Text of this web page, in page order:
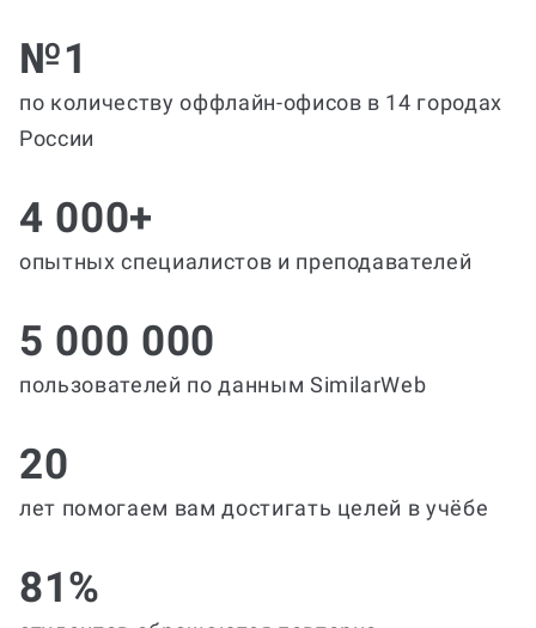
№1
по количеству оффлайн-офисов в 14 городах
России
4 000+
опытных специалистов и преподавателей
5 000 000
пользователей по данным SimilarWeb
20
лет помогаем вам достигать целей в учёбе
81%